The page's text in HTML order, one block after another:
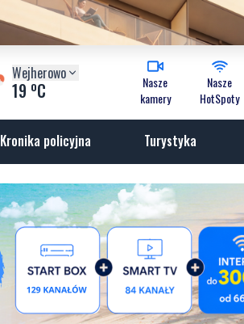
Wejherowo
19 oC
Nasze
kamery
Nasze
HotSpoty
Kronika policyjna Turystyka